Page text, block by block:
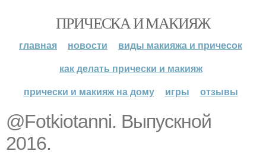
ПРИЧЕСКА И МАКИЯЖ
главная новости
виды макияжа и причесок
как делать прически и макияж
прически и макияж на дому
игры отзывы
@Fotkiotanni. Выпускной
2016.